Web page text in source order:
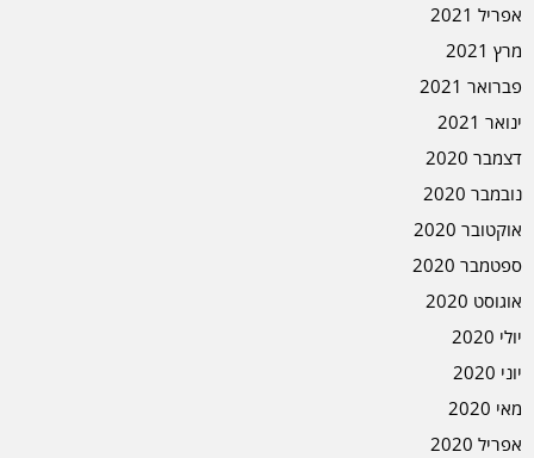
אפריל 2021
מרץ 2021
פברואר 2021
ינואר 2021
דצמבר 2020
נובמבר 2020
אוקטובר 2020
ספטמבר 2020
אוגוסט 2020
יולי 2020
יוני 2020
מאי 2020
אפריל 2020